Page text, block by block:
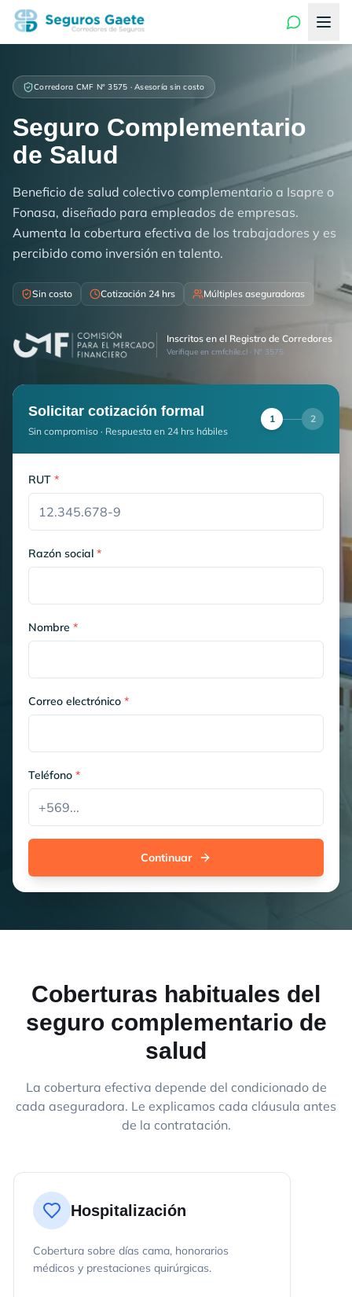
Corredora CMF N° 3575 · Asesoría sin costo
Seguro Complementario
de Salud
Beneficio de salud colectivo complementario a Isapre o
Fonasa, diseñado para empleados de empresas.
Aumenta la cobertura efectiva de los trabajadores y es
percibido como inversión en talento.
Sin costo Cotización 24 hrs Múltiples aseguradoras
Inscritos en el Registro de Corredores
Verifique en cmfchile.cl · N° 3575
Solicitar cotización formal
Sin compromiso · Respuesta en 24 hrs hábiles
1 2
RUT *
Razón social *
Nombre *
Correo electrónico *
Teléfono *
Continuar
Coberturas habituales del
seguro complementario de
salud
La cobertura efectiva depende del condicionado de
cada aseguradora. Le explicamos cada cláusula antes
de la contratación.
Hospitalización
Cobertura sobre días cama, honorarios
médicos y prestaciones quirúrgicas.